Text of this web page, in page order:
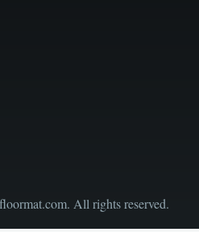
All rights reserved.